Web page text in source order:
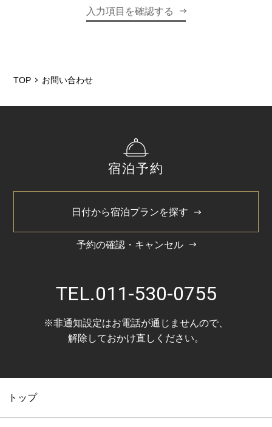
TOP お問い合わせ
宿泊予約
日付から宿泊プランを探す
予約の確認・キャンセル
TEL.011-530-0755
※非通知設定はお電話が通じませんので、
解除しておかけ直しください。
トップ